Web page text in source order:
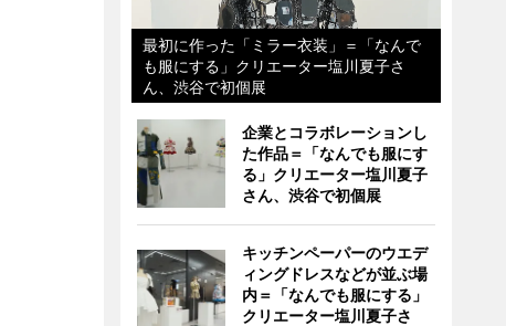
最初に作った「ミラー衣装」＝「なんで
も服にする」クリエーター塩川夏子さ
ん、渋谷で初個展
企業とコラボレーションし
た作品＝「なんでも服にす
る」クリエーター塩川夏子
さん、渋谷で初個展
キッチンペーパーのウエデ
ィングドレスなどが並ぶ場
内＝「なんでも服にする」
クリエーター塩川夏子さ